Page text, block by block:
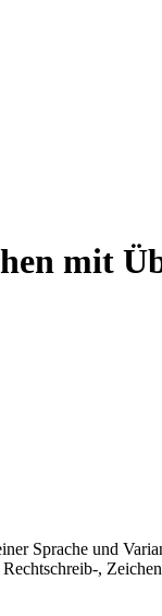
mit
Sprache und
,